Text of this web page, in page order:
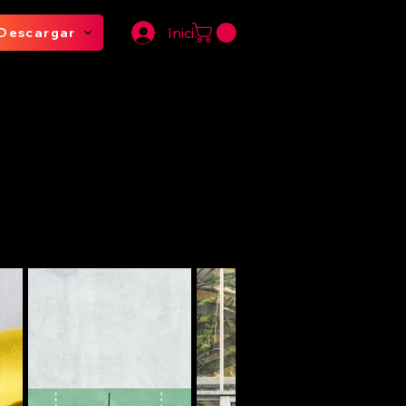
Iniciar sesión